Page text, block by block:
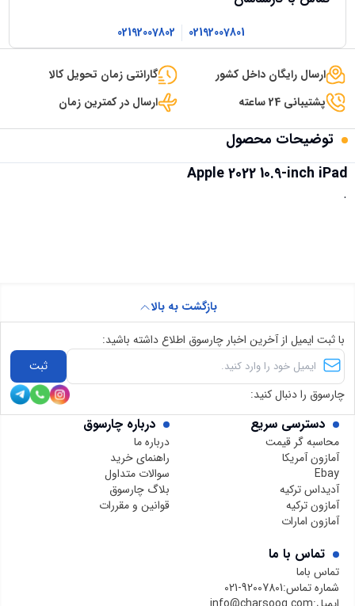
02192007801
02192007802
ارسال رایگان داخل کشور
گارانتی زمان تحویل کالا
پشتیبانی 24 ساعته
ارسال در کمترین زمان
توضیحات محصول
Apple 2022 10.9-inch iPad
.
دسترسی سریع
محاسبه گر قیمت
آمازون آمریکا
Ebay
آدیداس ترکیه
آمازون ترکیه
آمازون امارات
درباره چارسوق
درباره ما
راهنمای خرید
سوالات متداول
بلاگ چارسوق
قوانین و مقررات
تماس با ما
تماس باما
شماره تماس:021-92007801
بازگشت به بالا
با ثبت ایمیل از آخرین اخبار چارسوق اطلاع داشته باشید:
ثبت
چارسوق را دنبال کنید: